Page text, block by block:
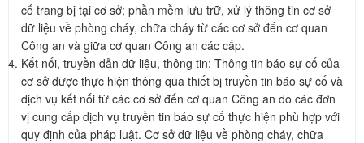
cố trang bị tại cơ sở; phần mềm lưu trữ, xử lý thông tin cơ sở
dữ liệu về phòng cháy, chữa cháy từ các cơ sở đến cơ quan
Công an và giữa cơ quan Công an các cấp.
Kết nối, truyền dẫn dữ liệu, thông tin: Thông tin báo sự cố của
cơ sở được thực hiện thông qua thiết bị truyền tin báo sự cố và
dịch vụ kết nối từ các cơ sở đến cơ quan Công an do các đơn
vị cung cấp dịch vụ truyền tin báo sự cố thực hiện phù hợp với
quy định của pháp luật. Cơ sở dữ liệu về phòng cháy, chữa